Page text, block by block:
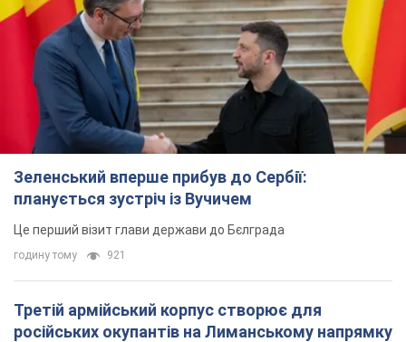
Зеленський вперше прибув до Сербії:
планується зустріч із Вучичем
Це перший візит глави держави до Бєлграда
годину тому 921
Третій армійський корпус створює для
російських окупантів на Лиманському напрямку